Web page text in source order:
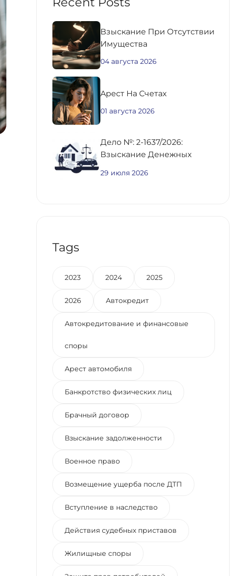
Взыскание При Отсутствии
Имущества
04 августа 2026
Aрест На Счетах
01 августа 2026
Дело №: 2-1637/2026:
Взыскание Денежных
29 июля 2026
Tags
2023 2024 2025
2026 Автокредит
Автокредитование и финансовые
споры
Арест автомобиля
Банкротство физических лиц
Брачный договор
Взыскание задолженности
Военное право
Возмещение ущерба после ДТП
Вступление в наследство
Действия судебных приставов
Жилищные споры